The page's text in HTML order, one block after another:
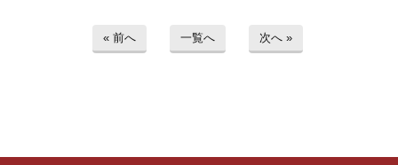
« 前へ 一覧へ 次へ »